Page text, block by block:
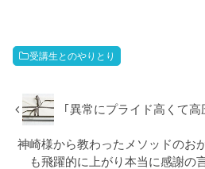
受講生とのやりとり
｢異常にプライド高くて
神崎様から教わったメソッドのお
も飛躍的に上がり本当に感謝の